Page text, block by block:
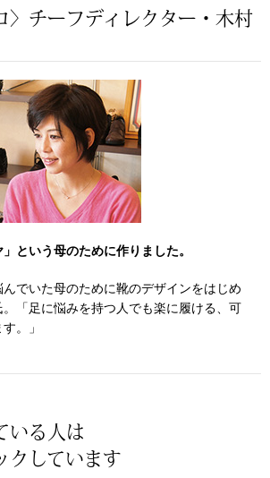
すべて見る
ポーチ
その他
〉チーフディレクター・木村
」という母のために作りました。
でいた母のために靴のデザインをはじめ
「足に悩みを持つ人でも楽に履ける、可
。」
いる人は
クしています